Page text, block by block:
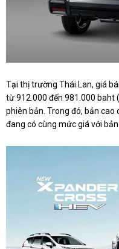
Tại thị trường Thái Lan, giá
từ 912.000 đến 981.000 baht
phiên bản. Trong đó, bản cao
đang có cùng mức giá với bản